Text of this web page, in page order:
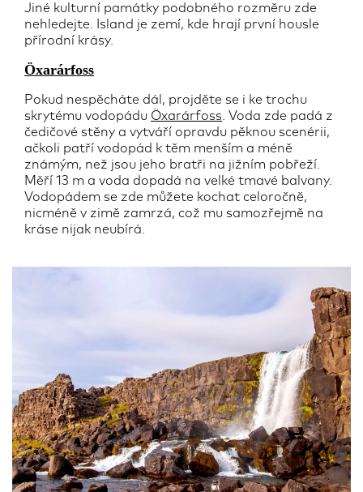
Jiné kulturní památky podobného rozměru zde
nehledejte. Island je zemí, kde hrají první housle
přírodní krásy.
Öxarárfoss
Pokud nespěcháte dál, projděte se i ke trochu
skrytému vodopádu Öxarárfoss . Voda zde padá z
čedičové stěny a vytváří opravdu pěknou scenérii,
ačkoli patří vodopád k těm menším a méně
známým, než jsou jeho bratři na jižním pobřeží.
Měří 13 m a voda dopadá na velké tmavé balvany.
Vodopádem se zde můžete kochat celoročně,
nicméně v zimě zamrzá, což mu samozřejmě na
kráse nijak neubírá.